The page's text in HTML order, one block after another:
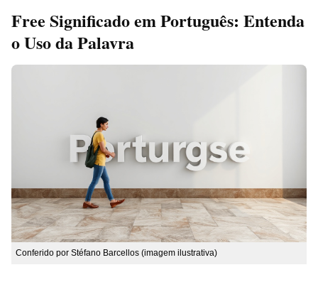
Free Significado em Português: Entenda
o Uso da Palavra
Conferido por Stéfano Barcellos (imagem ilustrativa)